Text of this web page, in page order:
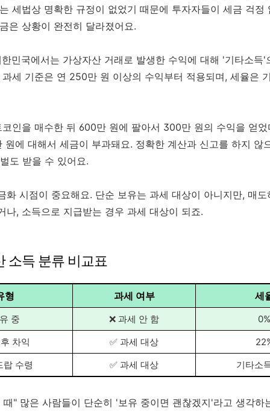
세법상 명확한 규정이 없었기 때문에 투자자들이 세금 걱정
은 상황이 완전히 달라졌어요.
민국에서는 가상자산 거래로 발생한 수익에 대해 '기타소득'
세 기준은 연 250만 원 이상의 수익부터 적용되며, 세율은
코인을 매수한 뒤 600만 원에 팔아서 300만 원의 수익을 얻
원에 대해서 세금이 부과돼요. 정확한 계산과 신고를 하지 않
도 받을 수 있어요.
화 시점이 중요해요. 단순 보유는 과세 대상이 아니지만, 매
나, 소득으로 지급받는 경우 과세 대상이 되죠.
소득 분류 비교표
형 과세 여부 세
중 ❌ 과세 안 함
0%
차익
✅ 과세 대상
랍 수령
✅ 과세 대상 기타소
때" 많은 사람들이 단순히 '보유 중이면 괜찮겠지'라고 생각하